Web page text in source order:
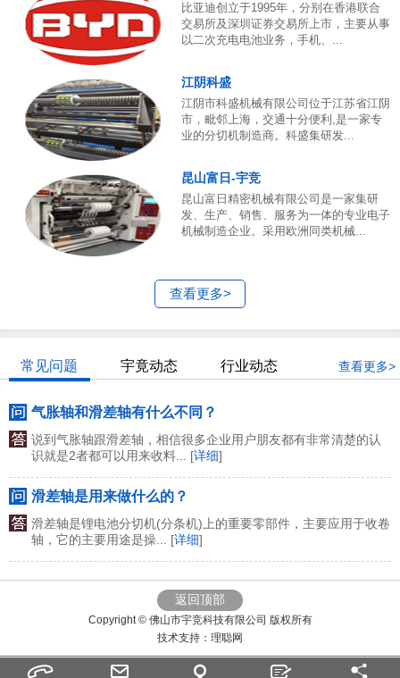
比亚迪创立于1995年，分别在香港联合
交易所及深圳证券交易所上市，主要从事
以二次充电电池业务，手机、...
江阴科盛
江阴市科盛机械有限公司位于江苏省江阴
市，毗邻上海，交通十分便利,是一家专
业的分切机制造商。科盛集研发...
昆山富日-宇竞
昆山富日精密机械有限公司是一家集研
发、生产、销售、服务为一体的专业电子
机械制造企业。采用欧洲同类机械...
查看更多>
常见问题 宇竟动态 行业动态 查看更多>
气胀轴和滑差轴有什么不同？
说到气胀轴跟滑差轴，相信很多企业用户朋友都有非常清楚的认
识就是2者都可以用来收料... [详细]
滑差轴是用来做什么的？
滑差轴是锂电池分切机(分条机)上的重要零部件，主要应用于收卷
轴，它的主要用途是操... [详细]
返回顶部
Copyright © 佛山市宇竞科技有限公司 版权所有
技术支持： 理聪网